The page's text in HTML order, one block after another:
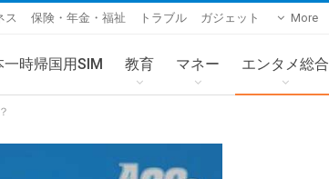
ス 保険・年金・福祉 トラブル ガジェット More
一時帰国用SIM 教育 マネー エンタメ総合